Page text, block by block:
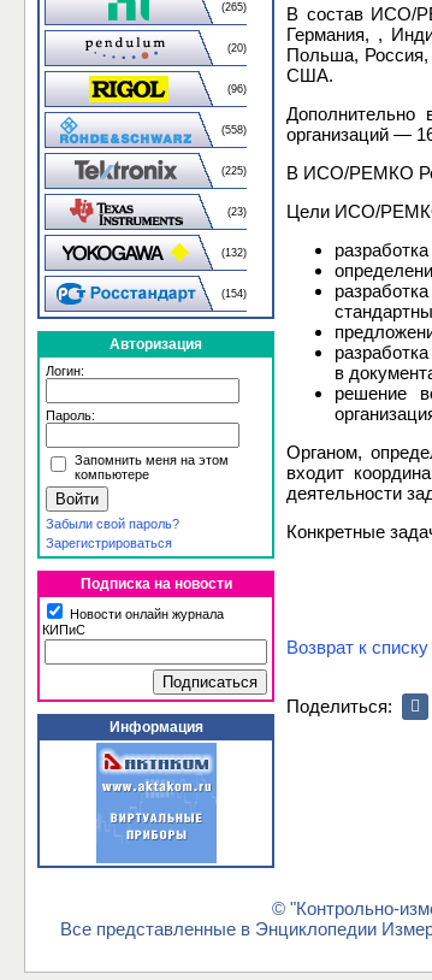
(265)
(20)
(96)
(558)
(225)
(23)
(132)
(154)
Авторизация
Логин:
Пароль:
Запомнить меня на этом
компьютере
Забыли свой пароль?
Зарегистрироваться
Подписка на новости
Новости онлайн журнала
КИПиС
Информация
В состав ИСО/
Германия, ,
Польша,
США.
организаций —
В ИСО/РЕМКО
Цели ИСО/
в
решение
Органом,
входит
деятельности
Конкретные
Возврат к списку
Поделиться:
© "Контрольно-
Все представленные в Энциклопедии